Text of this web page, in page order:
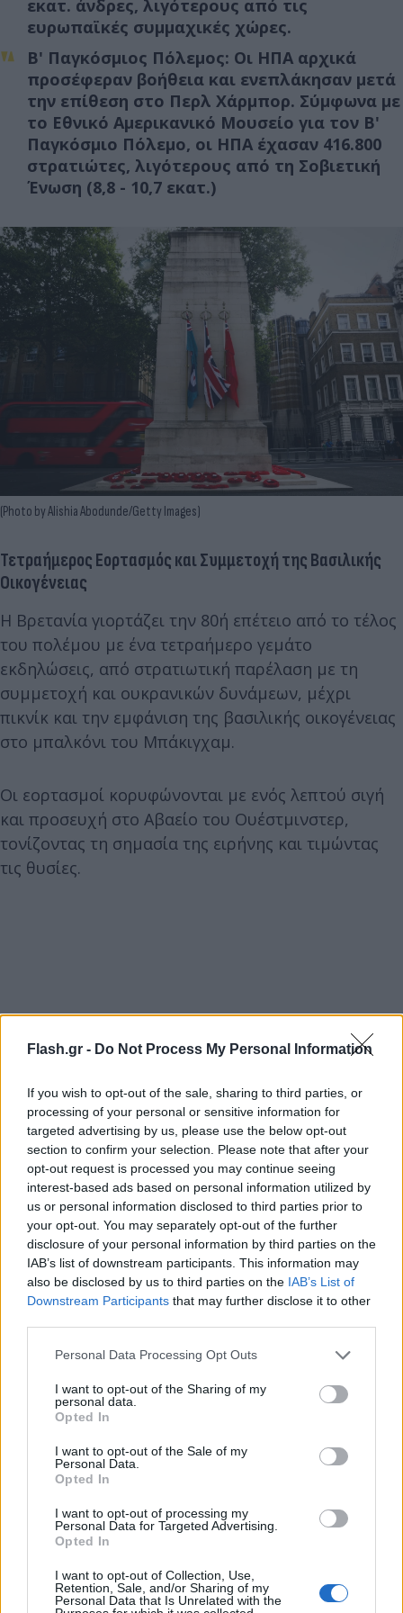
Flash.gr - Do Not Process My Personal Information
If you wish to opt-out of the sale, sharing to third parties, or
processing of your personal or sensitive information for
targeted advertising by us, please use the below opt-out
section to confirm your selection. Please note that after your
opt-out request is processed you may continue seeing
interest-based ads based on personal information utilized by
us or personal information disclosed to third parties prior to
your opt-out. You may separately opt-out of the further
disclosure of your personal information by third parties on the
IAB’s list of downstream participants. This information may
also be disclosed by us to third parties on the IAB’s List of
Downstream Participants that may further disclose it to other
Please note that this website/app uses one or more Google
not limited to your visit or usage behaviour. You may click to
grant or deny consent to Google and its third-party tags to
use your data for below specified purposes in below Google
consent section.
Personal Data Processing Opt Outs
I want to opt-out of the Sharing of my
personal data.
Opted In
I want to opt-out of the Sale of my
Personal Data.
Opted In
I want to opt-out of processing my
Personal Data for Targeted Advertising.
Opted In
I want to opt-out of Collection, Use,
Retention, Sale, and/or Sharing of my
Personal Data that Is Unrelated with the
εκατ. άνδρες, λιγότερους από τις
ευρωπαϊκές συμμαχικές χώρες.
Β' Παγκόσμιος Πόλεμος: Οι ΗΠΑ αρχικά
προσέφεραν βοήθεια και ενεπλάκησαν μετά
την επίθεση στο Περλ Χάρμπορ. Σύμφωνα με
το Εθνικό Αμερικανικό Μουσείο για τον Β'
Παγκόσμιο Πόλεμο, οι ΗΠΑ έχασαν 416.800
στρατιώτες, λιγότερους από τη Σοβιετική
Ένωση (8,8 - 10,7 εκατ.)
(Photo by Alishia Abodunde/Getty Images)
Τετραήμερος Εορτασμός και Συμμετοχή της Βασιλικής
Οικογένειας
Η Βρετανία γιορτάζει την 80ή επέτειο από το τέλος
του πολέμου με ένα τετραήμερο γεμάτο
εκδηλώσεις, από στρατιωτική παρέλαση με τη
συμμετοχή και ουκρανικών δυνάμεων, μέχρι
πικνίκ και την εμφάνιση της βασιλικής οικογένειας
στο μπαλκόνι του Μπάκιγχαμ.
Οι εορτασμοί κορυφώνονται με ενός λεπτού σιγή
και προσευχή στο Αβαείο του Ουέστμινστερ,
τονίζοντας τη σημασία της ειρήνης και τιμώντας
τις θυσίες.
Σε μια Ευρώπη που ανησυχεί, καθώς συνεχίζεται ο
πόλεμος στην Ουκρανία, «η ειρήνη δεν θα πρέπει
να θεωρηθεί ποτέ δεδομένη», είχε δηλώσει στις 9
ιταλικό κοινοβούλιο, αναφερόμενος «στην ηχώ